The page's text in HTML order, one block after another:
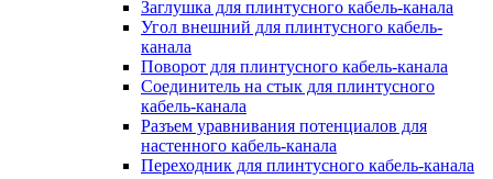
Заглушка для плинтусного кабель-канала
Угол внешний для плинтусного кабель-
канала
Поворот для плинтусного кабель-канала
Соединитель на стык для плинтусного
кабель-канала
Разъем уравнивания потенциалов для
настенного кабель-канала
Переходник для плинтусного кабель-канала